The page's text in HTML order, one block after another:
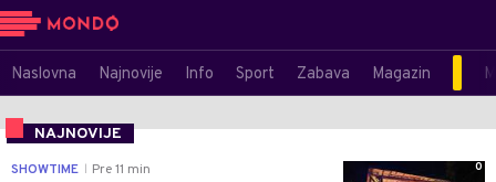
Naslovna Najnovije Info Sport Zabava Magazin
NAJNOVIJE
0
SHOWTIME Pre 11 min